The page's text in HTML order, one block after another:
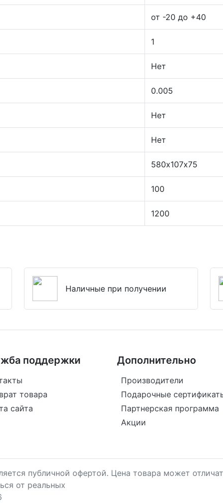
от -20 до +40
1
Нет
0.005
Нет
Нет
580х107х75
100
1200
Наличные при получении
поддержки
товара
сайта
Дополнительно
Производители
Подарочные
Партнерская программа
Акции
публичной офертой. Цена товара может
от реальных